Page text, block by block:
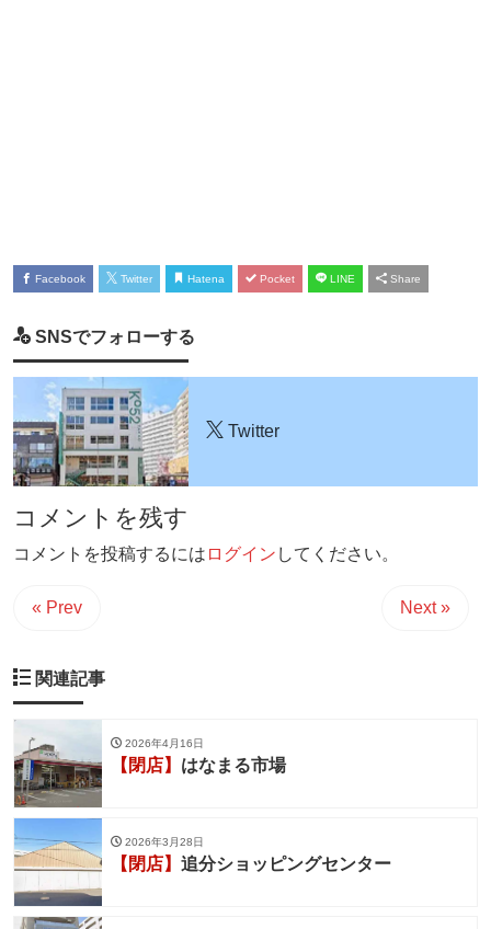
Facebook Twitter Hatena Pocket LINE Share
SNSでフォローする
Twitter
コメントを残す
コメントを投稿するには ログイン してください。
« Prev Next »
関連記事
2026年4月16日
【閉店】 はなまる市場
2026年3月28日
【閉店】 追分ショッピングセンター